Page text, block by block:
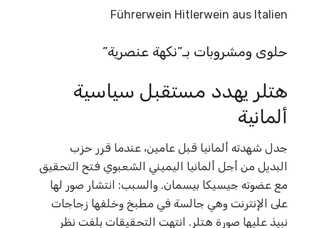
حلوى ومشروبات بـ”نكهة عنصرية”
هتلر يهدد مستقبل سياسية
ألمانية
جدل شهدته ألمانيا قبل عامين، عندما قرر حزب
البديل من أجل ألمانيا اليميني الشعبوي فتح التحقيق
مع عضوته جيسيكا بيسمان. والسبب: انتشار صور لها
على الإنترنت وهي جالسة في مطبخ وخلفها زجاجات
نبيذ عليها صورة هتلر. انتهت التحقيقات بلفت نظر